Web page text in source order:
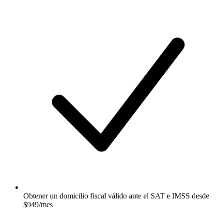
Obtener un domicilio fiscal válido ante el SAT e IMSS desde
$949/mes